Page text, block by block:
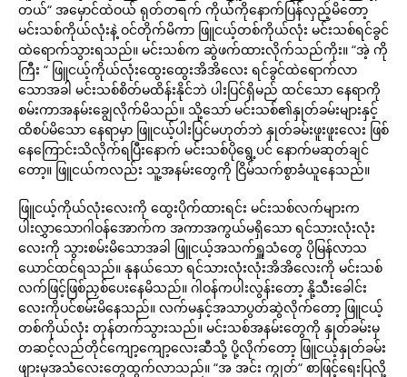
တယ်“ အမှောင်ထဲဝယ် ရုတ်တရက် ကိုယ်ကိုနောက်ပြန်လှည့်မိတော့
မင်းသစ်ကိုယ်လုံးနဲ့ ဝင်တိုက်မိကာ ဖြူငယ့်တစ်ကိုယ်လုံး မင်းသစ်ရင်ခွင်
ထဲရောက်သွားရသည်။ မင်းသစ်က ဆွဲဖက်ထားလိုက်သည်ကိုး။ “အဲ့ ကို
ကြီး “ ဖြူငယ့်ကိုယ်လုံးထွေးထွေးအိအိလေး ရင်ခွင်ထဲရောက်လာ
သောအခါ မင်းသစ်စိတ်မထိန်းနိုင်ဘဲ ပါးပြင်ရှိမည် ထင်သော နေရာကို
စမ်းကာအနမ်းချွေလိုက်မိသည်။ သို့သော် မင်းသစ်၏နှုတ်ခမ်းများနှင့်
ထိစပ်မိသော နေရာမှာ ဖြူငယ့်ပါးပြင်မဟုတ်ဘဲ နှုတ်ခမ်းဖူးဖူးလေး ဖြစ်
နေကြောင်းသိလိုက်ရပြီးနောက် မင်းသစ်ပိုရွေ့ပင် နောက်မဆုတ်ချင်
တော့။ ဖြူငယ်ကလည်း သူ့အနမ်းတွေကို ငြိမ်သက်စွာခံယူနေသည်။
ဖြူငယ့်ကိုယ်လုံးလေးကို ထွေးပိုက်ထားရင်း မင်းသစ်လက်များက
ပါးလွှာသောဂါဝန်အောက်က အကာအကွယ်မရှိသော ရင်သားလုံးလုံး
လေးကို သွားစမ်းမိသောအခါ ဖြူငယ့်အသက်ရှူသံတွေ ပိုမြန်လာသ
ယောင်ထင်ရသည်။ နုနယ်သော ရင်သားလုံးလုံးအိအိလေးကို မင်းသစ်
လက်ဖြင့်ဖြစ်ညှစ်ပေးနေမိသည်။ ဂါဝန်ကပါးလွန်းတော့ နို့သီးခေါင်း
လေးကိုပင်စမ်းမိနေသည်။ လက်မနှင့်အသာပွတ်ဆွဲလိုက်တော့ ဖြူငယ့်
တစ်ကိုယ်လုံး တုန်တက်သွားသည်။ မင်းသစ်အနမ်းတွေကို နှုတ်ခမ်းမှ
တဆင့်လည်တိုင်ကျော့ကျော့လေးဆီသို့ ပို့လိုက်တော့ ဖြူငယ့်နှုတ်ခမ်း
ဖျားမှအသံလေးတွေထွက်လာသည်။ “အ အင်း ကျွတ်“ စာဖြင့်ရေးပြလို့